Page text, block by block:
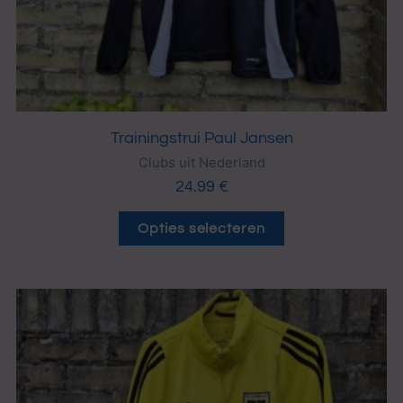
Trainingstrui Paul Jansen
Clubs uit Nederland
24.99 €
Opties selecteren
productpagina